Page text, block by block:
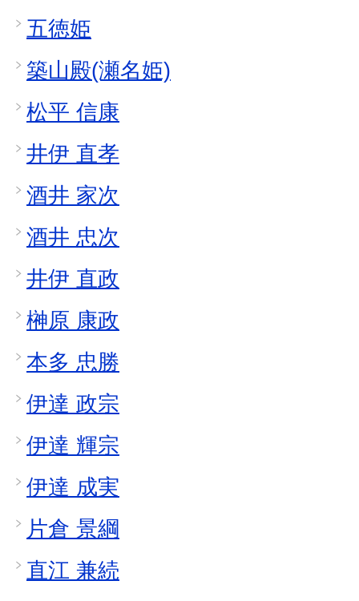
五徳姫
築山殿(瀬名姫)
松平 信康
井伊 直孝
酒井 家次
酒井 忠次
井伊 直政
榊原 康政
本多 忠勝
伊達 政宗
伊達 輝宗
伊達 成実
片倉 景綱
直江 兼続